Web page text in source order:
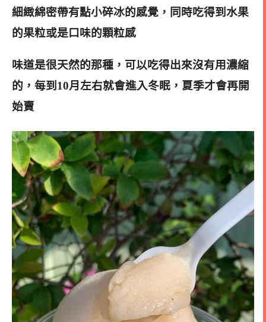
細緻綿密帶有點小碎冰的感覺 ，同時吃得到水果
的果粒或是口味的顆粒感
味道是很天然的那種 ，可以吃得出來沒有用濃縮
的，每到10月左右就會進入冬眠，夏季才會再開
始賣